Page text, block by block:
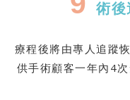
術後
療程後將由專人追蹤
供手術顧客一年內4次